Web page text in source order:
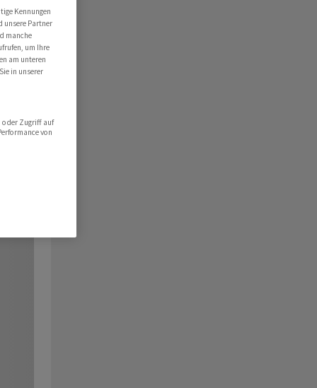
Kennungen
unsere Partner
manche
um Ihre
am unteren
in unserer
oder Zugriff auf
von